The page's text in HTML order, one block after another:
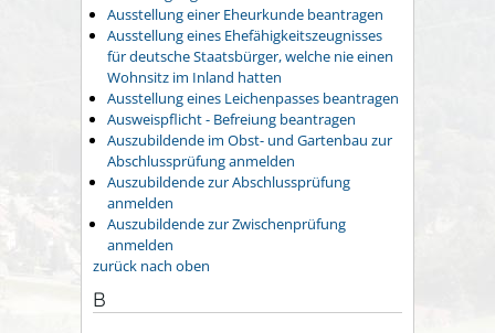
Ausstellung einer Eheurkunde beantragen
Ausstellung eines Ehefähigkeitszeugnisses
für deutsche Staatsbürger, welche nie einen
Wohnsitz im Inland hatten
Ausstellung eines Leichenpasses beantragen
Ausweispflicht - Befreiung beantragen
Auszubildende im Obst- und Gartenbau zur
Abschlussprüfung anmelden
Auszubildende zur Abschlussprüfung
anmelden
Auszubildende zur Zwischenprüfung
anmelden
zurück nach oben
B